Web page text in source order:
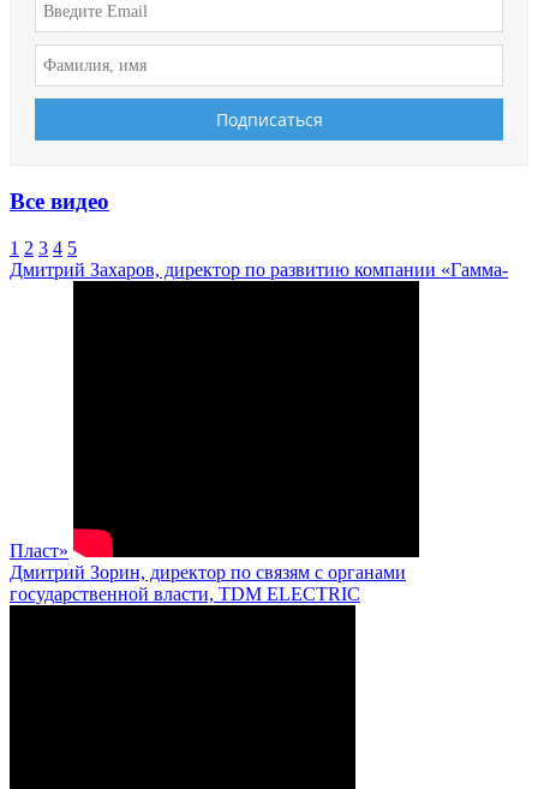
Все видео
1 2 3 4 5
Дмитрий Захаров, директор по развитию компании «Гамма-
Пласт»
Дмитрий Зорин, директор по связям с органами
государственной власти, TDM ELECTRIC